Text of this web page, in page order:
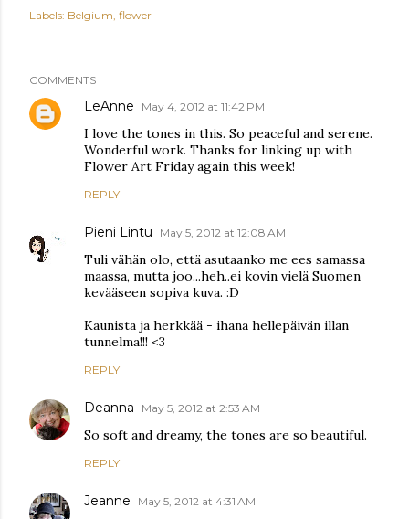
Labels: Belgium flower
COMMENTS
LeAnne May 4, 2012 at 11:42 PM
I love the tones in this. So peaceful and serene.
Wonderful work. Thanks for linking up with
Flower Art Friday again this week!
REPLY
Pieni Lintu May 5, 2012 at 12:08 AM
Tuli vähän olo, että asutaanko me ees samassa
maassa, mutta joo...heh..ei kovin vielä Suomen
kevääseen sopiva kuva. :D
Kaunista ja herkkää - ihana hellepäivän illan
tunnelma!!! <3
REPLY
Deanna May 5, 2012 at 2:53 AM
So soft and dreamy, the tones are so beautiful.
REPLY
Jeanne May 5, 2012 at 4:31 AM